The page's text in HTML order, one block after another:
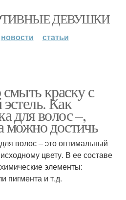
ДЕВУШКИ
новости статьи
краску с
Как
для волос –,
можно достичь
волос – это оптимальный
цвету. В ее составе
элементы:
пигмента и т.д.